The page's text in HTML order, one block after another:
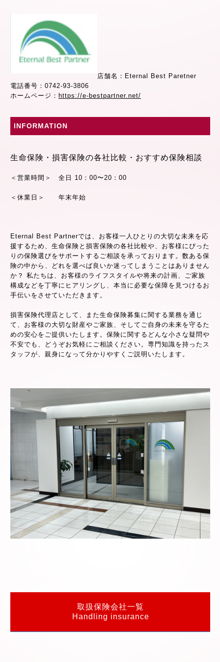
店舗名：Eternal Best Paretner
電話番号：0742-93-3806
ホームページ： https://e-bestpartner.net/
INFORMATION
生命保険・損害保険の各社比較・おすすめ保険相談
＜営業時間＞ 全日 10：00〜20：00
＜休業日＞ 年末年始
Eternal Best Partnerでは、お客様一人ひとりの大切な未来を応
援するため、生命保険と損害保険の各社比較や、お客様にぴった
りの保険選びをサポートするご相談を承っております。数ある保
険の中から、どれを選べば良いか迷ってしまうことはありません
か？ 私たちは、お客様のライフスタイルや将来の計画、ご家族
構成などを丁寧にヒアリングし、本当に必要な保障を見つけるお
手伝いをさせていただきます。
損害保険代理店として、また生命保険募集に関する業務を通じ
て、お客様の大切な財産やご家族、そしてご自身の未来を守るた
めの安心をご提供いたします。保険に関するどんな小さな疑問や
不安でも、どうぞお気軽にご相談ください。専門知識を持ったス
タッフが、親身になって分かりやすくご説明いたします。
取扱保険会社一覧
Handling insurance